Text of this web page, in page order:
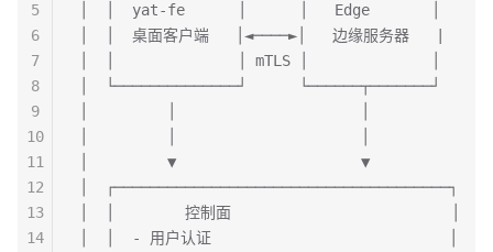
│  │  yat-fe      │      │   Edge       │
│  │  桌面客户端   │◄────►│   边缘服务器   |
│  │              │ mTLS │              │
│  └──────────────┘      └──────┬───────┘
│         ▼                     ▼
│
│  │        控制面                         │
│  │  - 用户认证                           │
5
6
7
8
9
10
11
12
13
14